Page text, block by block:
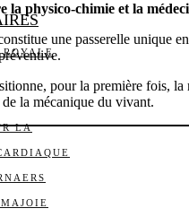
LA
MAJOIE
la physico-chimie et la
une passerelle unique
pour la première fois,
la mécanique du vivant.